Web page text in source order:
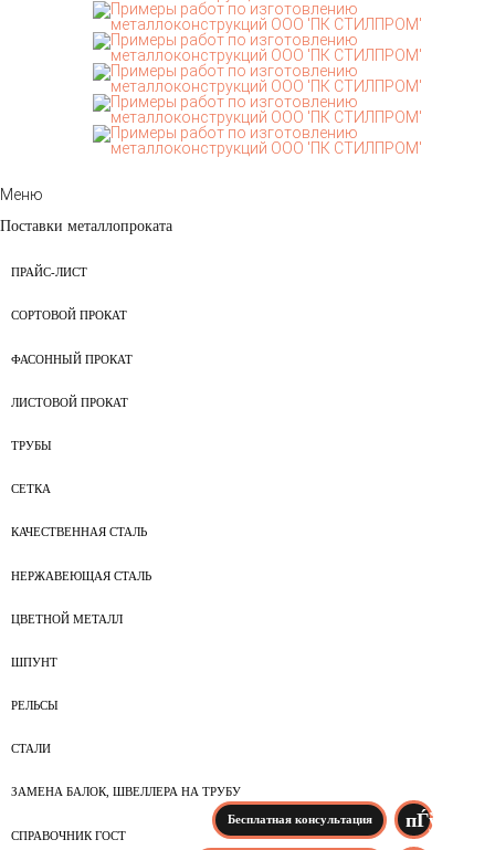
Меню
Поставки металлопроката
ПРАЙС-ЛИСТ
СОРТОВОЙ ПРОКАТ
ФАСОННЫЙ ПРОКАТ
ЛИСТОВОЙ ПРОКАТ
ТРУБЫ
СЕТКА
КАЧЕСТВЕННАЯ СТАЛЬ
НЕРЖАВЕЮЩАЯ СТАЛЬ
ЦВЕТНОЙ МЕТАЛЛ
ШПУНТ
РЕЛЬСЫ
СТАЛИ
ЗАМЕНА БАЛОК, ШВЕЛЛЕРА НА ТРУБУ
СПРАВОЧНИК ГОСТ
Бесплатная консультация